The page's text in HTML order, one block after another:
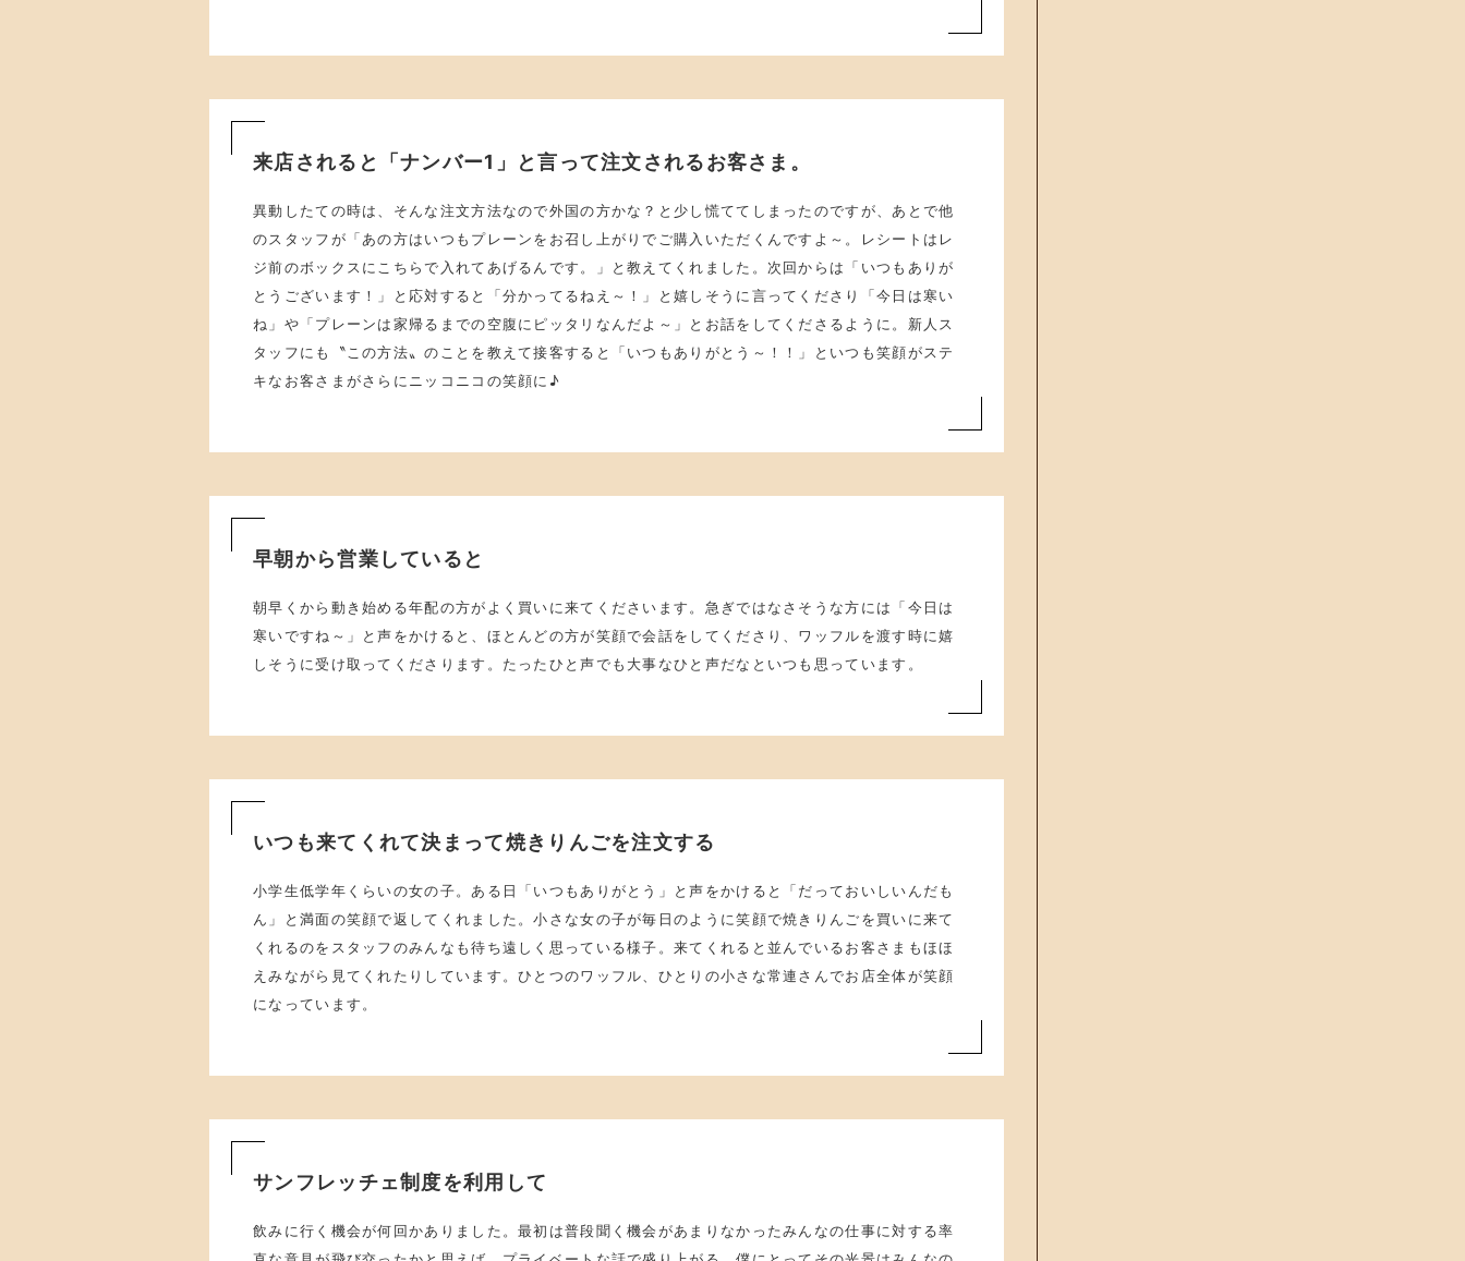
来店されると「ナンバー1」と言って注文されるお客さま。
異動したての時は、そんな注文方法なので外国の方かな？と少し慌ててしまったのですが、あとで他
のスタッフが「あの方はいつもプレーンをお召し上がりでご購入いただくんですよ～。レシートはレ
ジ前のボックスにこちらで入れてあげるんです。」と教えてくれました。次回からは「いつもありが
とうございます！」と応対すると「分かってるねえ～！」と嬉しそうに言ってくださり「今日は寒い
ね」や「プレーンは家帰るまでの空腹にピッタリなんだよ～」とお話をしてくださるように。新人ス
タッフにも〝この方法〟のことを教えて接客すると「いつもありがとう～！！」といつも笑顔がステ
キなお客さまがさらにニッコニコの笑顔に♪
早朝から営業していると
朝早くから動き始める年配の方がよく買いに来てくださいます。急ぎではなさそうな方には「今日は
寒いですね～」と声をかけると、ほとんどの方が笑顔で会話をしてくださり、ワッフルを渡す時に嬉
しそうに受け取ってくださります。たったひと声でも大事なひと声だなといつも思っています。
いつも来てくれて決まって焼きりんごを注文する
小学生低学年くらいの女の子。ある日「いつもありがとう」と声をかけると「だっておいしいんだも
ん」と満面の笑顔で返してくれました。小さな女の子が毎日のように笑顔で焼きりんごを買いに来て
くれるのをスタッフのみんなも待ち遠しく思っている様子。来てくれると並んでいるお客さまもほほ
えみながら見てくれたりしています。ひとつのワッフル、ひとりの小さな常連さんでお店全体が笑顔
になっています。
サンフレッチェ制度を利用して
飲みに行く機会が何回かありました。最初は普段聞く機会があまりなかったみんなの仕事に対する率